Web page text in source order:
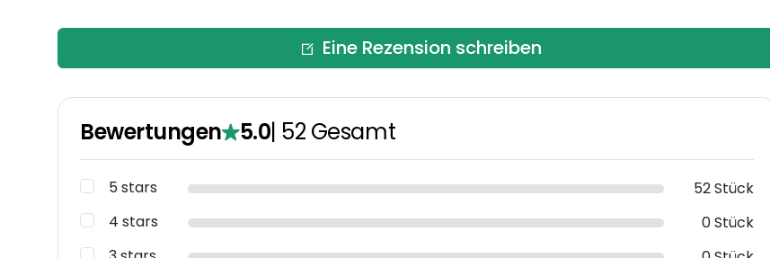
Eine Rezension schreiben
Bewertungen 5.0| 52 Gesamt
5 stars
52 Stück
4 stars
0 Stück